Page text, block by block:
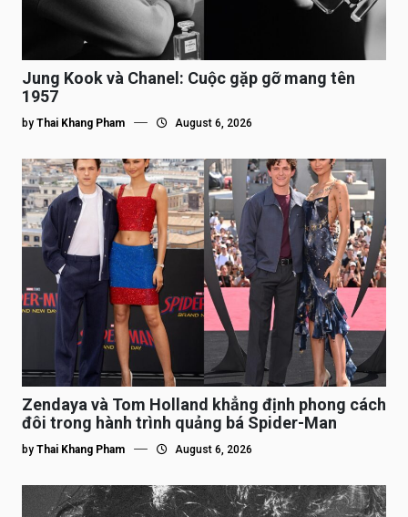
Jung Kook và Chanel: Cuộc gặp gỡ mang tên
1957
by Thai Khang Pham August 6, 2026
Zendaya và Tom Holland khẳng định phong cách
đôi trong hành trình quảng bá Spider-Man
by Thai Khang Pham August 6, 2026